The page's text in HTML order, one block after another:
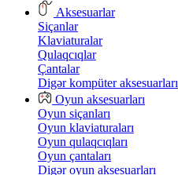
Aksesuarlar
Siçanlar
Klaviaturalar
Qulaqcıqlar
Çantalar
Digər kompüter aksesuarları
Oyun aksesuarları
Oyun siçanları
Oyun klaviaturaları
Oyun qulaqcıqları
Oyun çantaları
Digər oyun aksesuarları